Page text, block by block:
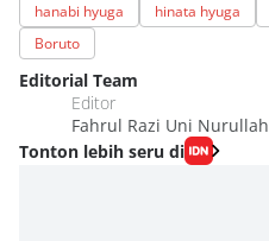
hanabi hyuga hinata hyuga
Boruto
Editorial Team
Editor
Fahrul Razi Uni Nurullah
Tonton lebih seru di